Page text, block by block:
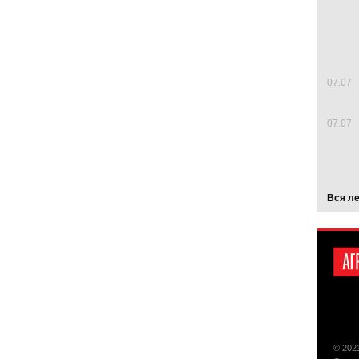
07.07
07.07
Вся
©